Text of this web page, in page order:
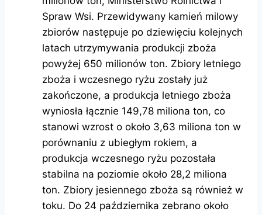
Spraw Wsi. Przewidywany kamień milowy
zbiorów następuje po dziewięciu kolejnych
latach utrzymywania produkcji zboża
powyżej 650 milionów ton. Zbiory letniego
zboża i wczesnego ryżu zostały już
zakończone, a produkcja letniego zboża
wyniosła łącznie 149,78 miliona ton, co
stanowi wzrost o około 3,63 miliona ton w
porównaniu z ubiegłym rokiem, a
produkcja wczesnego ryżu pozostała
stabilna na poziomie około 28,2 miliona
ton. Zbiory jesiennego zboża są również w
toku. Do 24 października zebrano około